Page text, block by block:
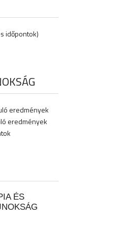
időpontok)
eredmények
eredmények
ÉS